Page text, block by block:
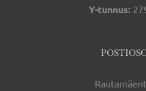
Y-tunnus: